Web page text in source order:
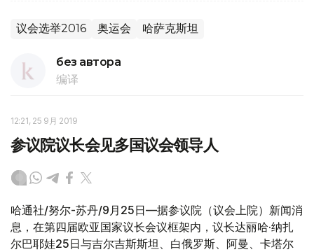
议会选举2016 奥运会 哈萨克斯坦
без автора
编译
12:21, 25 9月 2019
参议院议长会见多国议会领导人
哈通社/努尔-苏丹/9月25日—据参议院（议会上院）新闻消
息，在第四届欧亚国家议长会议框架内，议长达丽哈·纳扎
尔巴耶娃25日与吉尔吉斯斯坦、白俄罗斯、阿曼、卡塔尔